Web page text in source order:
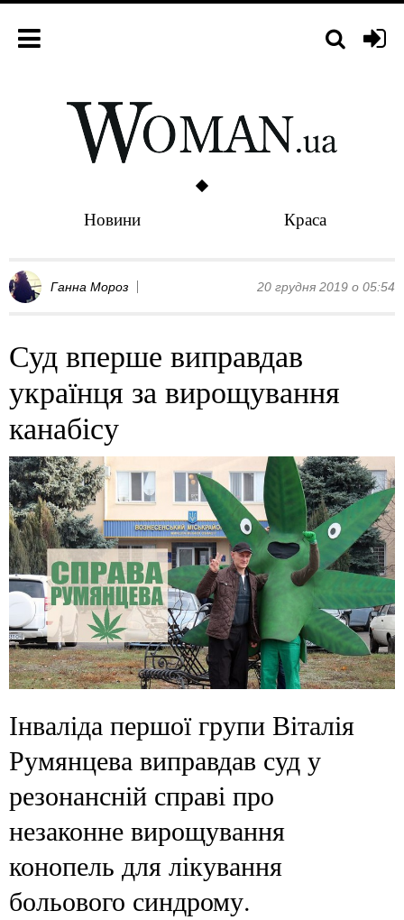
Новини Краса
Ганна Мороз 20 грудня 2019 о 05:54
Суд вперше виправдав
українця за вирощування
канабісу
Інваліда першої групи Віталія
Румянцева виправдав суд у
резонансній справі про
незаконне вирощування
конопель для лікування
больового синдрому.